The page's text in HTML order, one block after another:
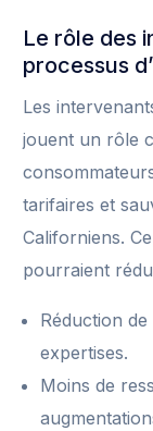
Le rôle des
processus
Les
jouent un rôle
tarifaires et
Californiens.
pourraient
Réduction
expertises.
Moins de